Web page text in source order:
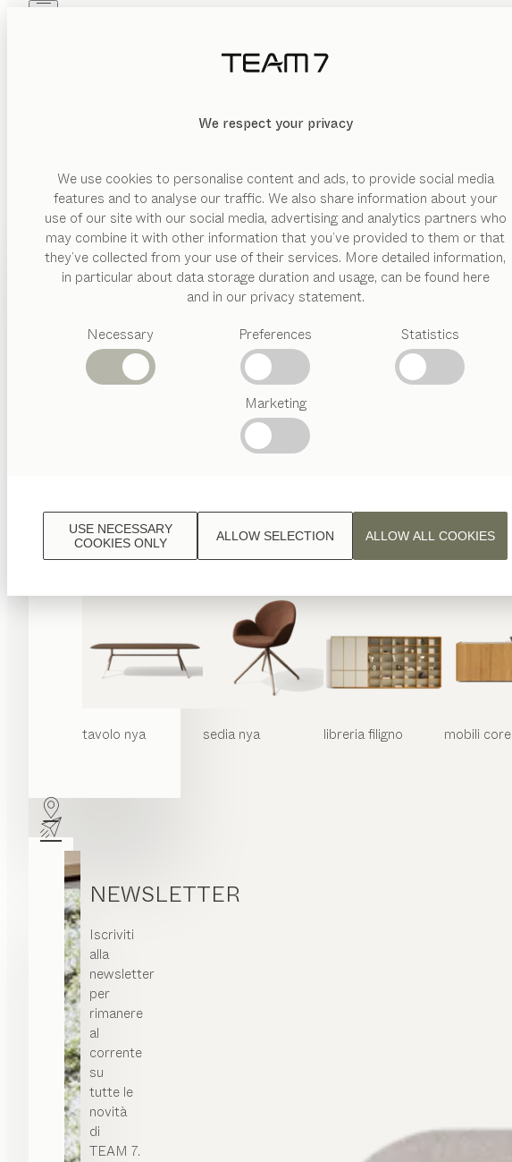
We respect your privacy
We use cookies to personalise content and ads, to provide social media
features and to analyse our traffic. We also share information about your
use of our site with our social media, advertising and analytics partners who
may combine it with other information that you’ve provided to them or that
they’ve collected from your use of their services. More detailed information,
in particular about data storage duration and usage, can be found here
and in our privacy statement.
Necessary
Preferences Statistics
Marketing
USE NECESSARY
COOKIES ONLY
ALLOW SELECTION ALLOW ALL COOKIES
Tavoli
pranzo
Cucine
Librerie
Interior
Design
TEAM
7 Welt
tavolo nya sedianya libreriafiligno mobili core
NEWSLETTER
Iscriviti
alla
newsletter
per
rimanere
al
corrente
su
tutte le
novità
di
TEAM 7.
PRODOTTI
CHI SIAMO
RIVENDITORI